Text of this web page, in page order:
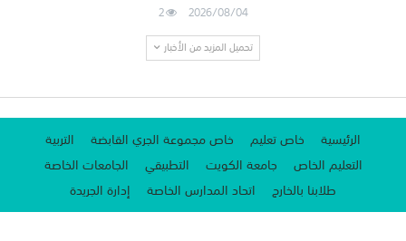
2026/08/04
2
تحميل المزيد من الأخبار
الرئيسية خاص تعليم خاص مجموعة الجري القابضة
التربية
التعليم الخاص
جامعة الكويت التطبيقي
الجامعات الخاصة
طلابنا بالخارج
اتحاد المدارس الخاصة إدارة الجريدة